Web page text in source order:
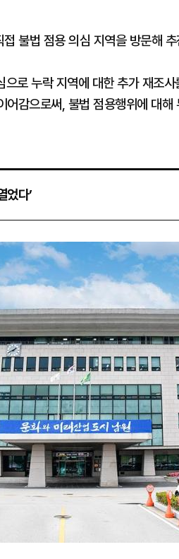
불법 점용 의심 지역을 방문해
으로 누락 지역에 대한 추가 재조
감으로써, 불법 점용행위에 대해
었다’